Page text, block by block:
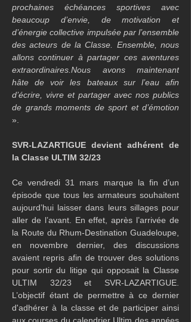
prochaines échéances sportives avec
beaucoup d’envie, de motivation et
d’énergie collective impulsée par l’ensemble
des acteurs de la Classe. Ensemble, nous
allons continuer à partager ces aventures
extraordinaires.Nous avons maintenant
hâte de voir les bateaux sur l’eau afin
d’écrire, vivre et partager avec nos publics
de grands moments de sport et d’émotion
».
SVR-LAZARTIGUE devient adhérent de
la Classe ULTIM 32/23
Ce vendredi 31 mars marque la fin d’un
épisode que tous les armateurs souhaitent
aujourd’hui laisser dans leurs sillages pour
aller de l’avant. En effet, après l’arrivée de
la Route du Rhum-Destination Guadeloupe,
en novembre dernier, des discussions
avaient repris afin de trouver des solutions
pour sortir du litige qui opposait la Classe
ULTIM 32/23 et SVR-LAZARTIGUE.
L’objectif étant de permettre à ce dernier
d'adhérer à la classe et de participer ainsi